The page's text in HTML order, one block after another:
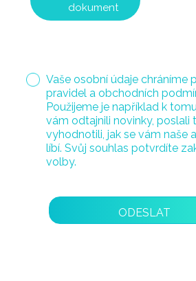
NEWSLETTER
dokument
Vaše osobní údaje chráníme
pravidel a obchodních
Použijeme je například k
vám odtajnili novinky, poslali
vyhodnotili, jak se vám naše
líbí. Svůj souhlas potvrdíte
volby.